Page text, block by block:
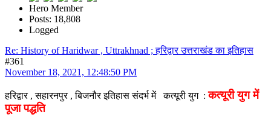
Hero Member
Posts: 18,808
Logged
Re: History of Haridwar , Uttrakhnad ; हरिद्वार उत्तराखंड का इतिहास
#361
November 18, 2021, 12:48:50 PM
हरिद्वार , सहारनपुर , बिजनौर इतिहास संदर्भ में कत्यूरी युग :कत्यूरी युग में
पूजा पद्धति